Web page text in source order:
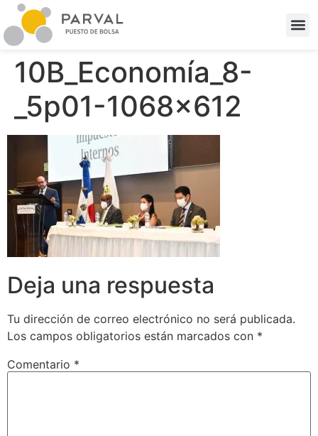
10B_Economía_8-
_5p01-1068×612
Deja una respuesta
Tu dirección de correo electrónico no será publicada.
Los campos obligatorios están marcados con *
Comentario *